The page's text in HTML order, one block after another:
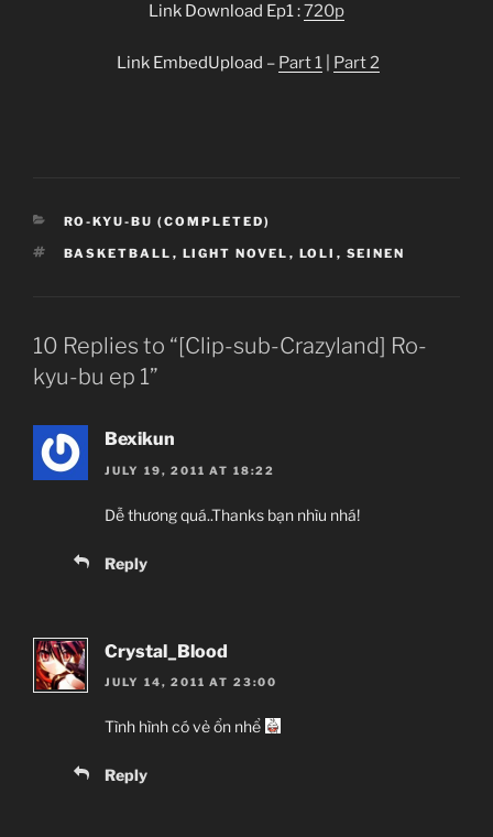
Link Download Ep1 :720p
Link EmbedUpload – Part 1 Part 2
CATEGORIES
RO-KYU-BU (COMPLETED)
TAGS
BASKETBALL , LIGHT NOVEL , LOLI , SEINEN
10 Replies to “[Clip-sub-Crazyland] Ro-
kyu-bu ep 1”
Bexikun
JULY 19, 2011 AT 18:22
Dễ thương quá..Thanks bạn nhìu nhá!
Reply
Crystal_Blood
JULY 14, 2011 AT 23:00
Tình hình có vẻ ổn nhể
Reply